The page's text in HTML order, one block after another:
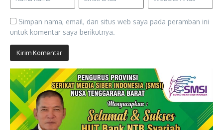
Simpan nama, email, dan situs web saya pada peramban ini
untuk komentar saya berikutnya.